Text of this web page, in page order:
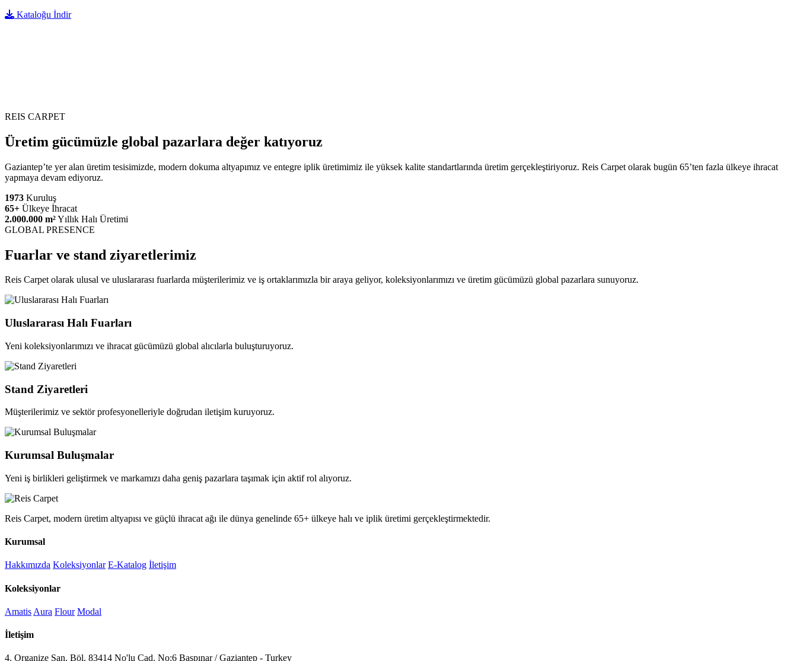
Kataloğu İndir
REIS CARPET
Üretim gücümüzle global pazarlara değer katıyoruz
Gaziantep’te yer alan üretim tesisimizde, modern dokuma altyapımız ve entegre iplik üretimimiz ile yüksek kalite standartlarında üretim gerçekleştiriyoruz. Reis Carpet olarak bugün 65’ten fazla ülkeye ihracat
yapmaya devam ediyoruz.
1973 Kuruluş
65+ Ülkeye İhracat
2.000.000 m²Yıllık Halı Üretimi
GLOBAL PRESENCE
Fuarlar ve stand ziyaretlerimiz
Reis Carpet olarak ulusal ve uluslararası fuarlarda müşterilerimiz ve iş ortaklarımızla bir araya geliyor, koleksiyonlarımızı ve üretim gücümüzü global pazarlara sunuyoruz.
Uluslararası Halı Fuarları
Yeni koleksiyonlarımızı ve ihracat gücümüzü global alıcılarla buluşturuyoruz.
Stand Ziyaretleri
Müşterilerimiz ve sektör profesyonelleriyle doğrudan iletişim kuruyoruz.
Kurumsal Buluşmalar
Yeni iş birlikleri geliştirmek ve markamızı daha geniş pazarlara taşımak için aktif rol alıyoruz.
Reis Carpet, modern üretim altyapısı ve güçlü ihracat ağı ile dünya genelinde 65+ ülkeye halı ve iplik üretimi gerçekleştirmektedir.
Kurumsal
Hakkımızda Koleksiyonlar E-Katalog İletişim
Koleksiyonlar
Amatis Aura Flour Modal
İletişim
4. Organize San. Böl. 83414 No'lu Cad. No:6 Başpınar / Gaziantep - Turkey